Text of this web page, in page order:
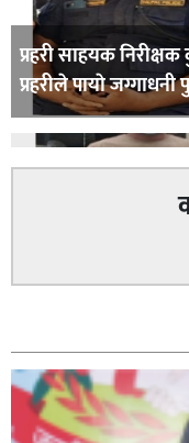
प्रहरी साहयक
प्रहरीले पायाे जग्गाधनी